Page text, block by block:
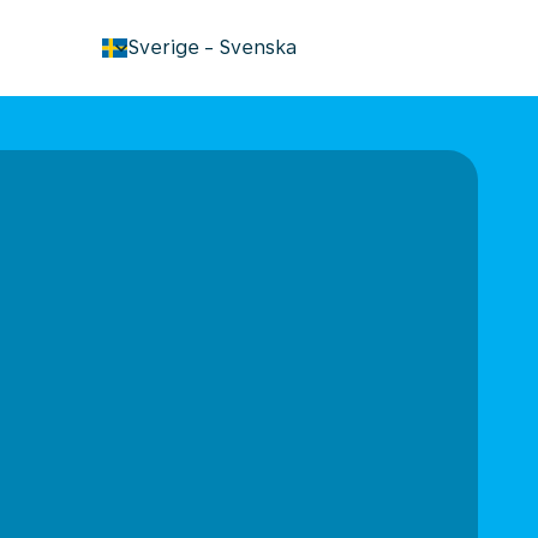
Sverige - Svenska
keyboard_arrow_down